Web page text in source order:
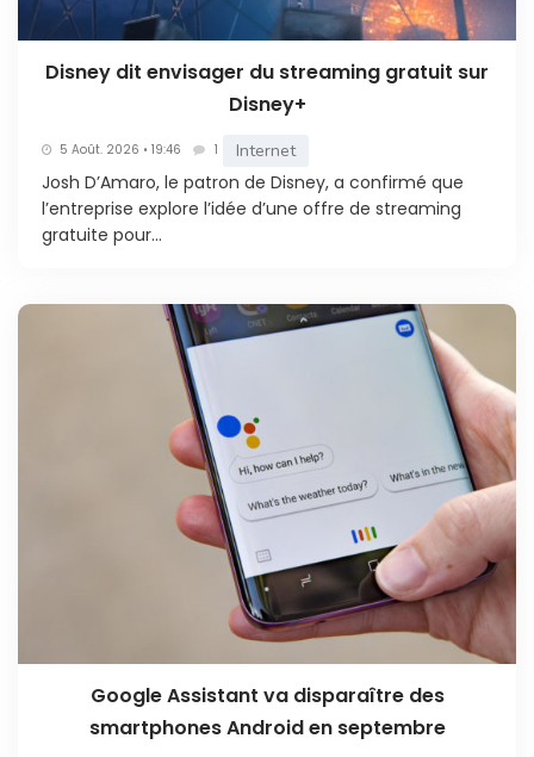
Disney dit envisager du streaming gratuit sur
Disney+
5 Août. 2026 • 19:46 1 Internet
Josh D’Amaro, le patron de Disney, a confirmé que
l’entreprise explore l’idée d’une offre de streaming
gratuite pour...
Google Assistant va disparaître des
smartphones Android en septembre